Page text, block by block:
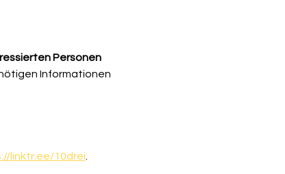
Personen
Informationen
linktr.ee/10drei